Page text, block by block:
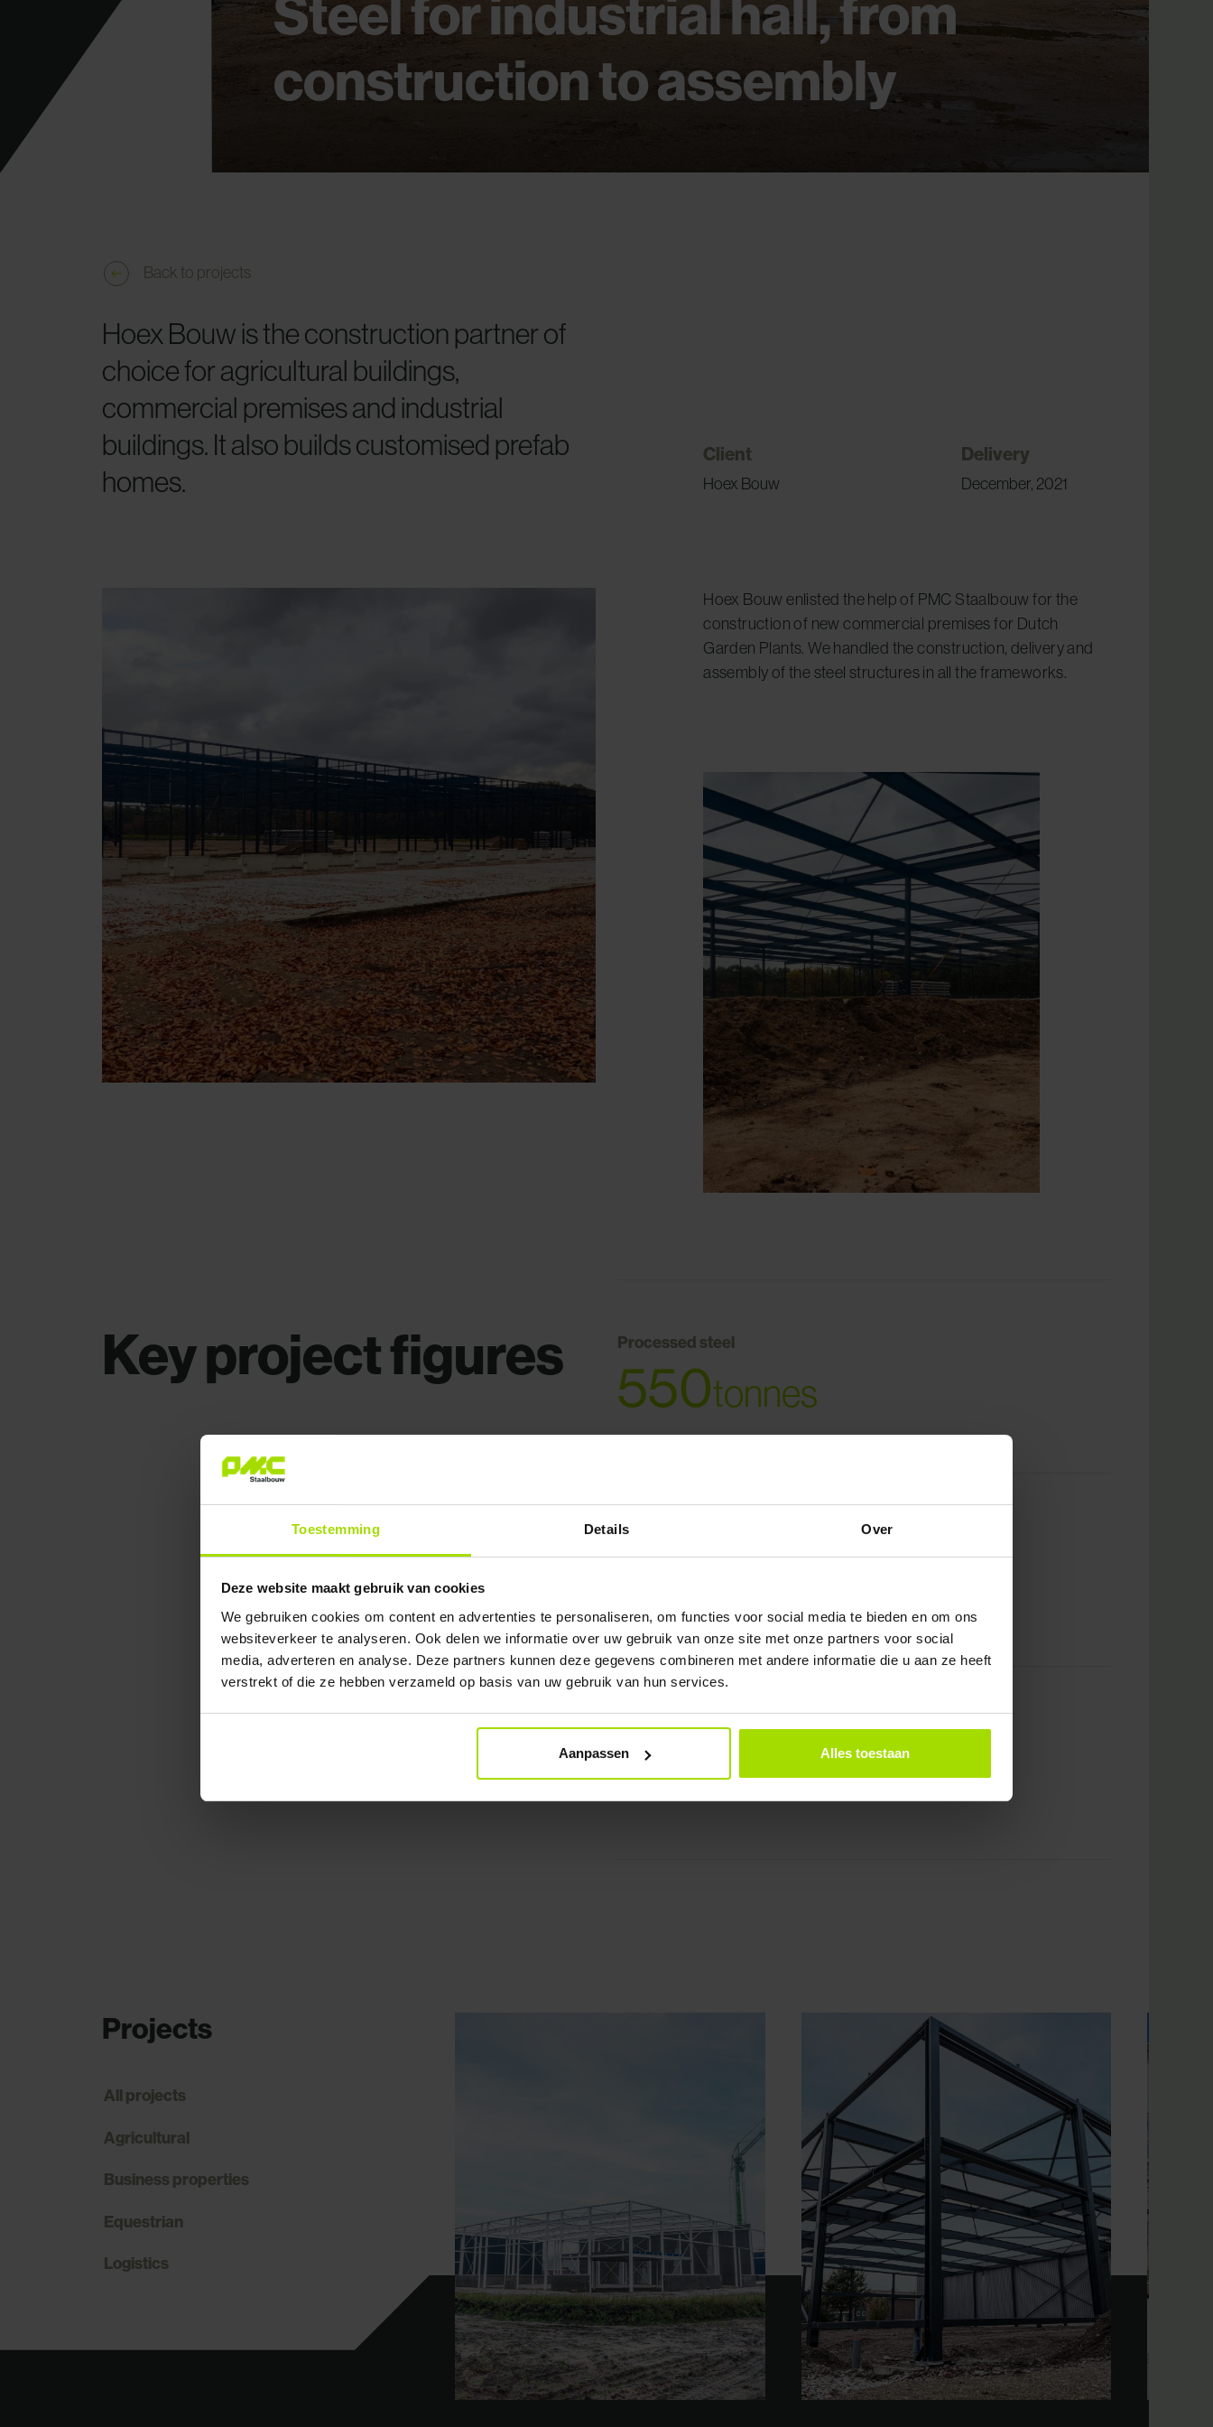
Toestemming Details Over
Deze website maakt gebruik van cookies
We gebruiken cookies om content en advertenties te personaliseren, om functies voor social media te bieden en om ons
websiteverkeer te analyseren. Ook delen we informatie over uw gebruik van onze site met onze partners voor social
media, adverteren en analyse. Deze partners kunnen deze gegevens combineren met andere informatie die u aan ze heeft
verstrekt of die ze hebben verzameld op basis van uw gebruik van hun services.
Aanpassen Alles toestaan
Steel for industrial hall, from
construction to assembly
Back to projects
Hoex Bouw is the construction partner of
choice for agricultural buildings,
commercial premises and industrial
buildings. It also builds customised prefab
homes.
Client
Hoex Bouw
Delivery
December, 2021
Hoex Bouw enlisted the help of PMC Staalbouw for the
construction of new commercial premises for Dutch
Garden Plants. We handled the construction, delivery and
assembly of the steel structures in all the frameworks.
Key project figures Processed steel
550tonnes
Surface area
RAL
7016
Projects
All projects
Agricultural
Business properties
Equestrian
Logistics